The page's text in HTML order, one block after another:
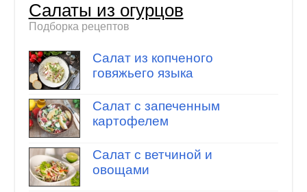
Салаты из огурцов
Подборка рецептов
Салат из копченого
говяжьего языка
Салат с запеченным
картофелем
Салат с ветчиной и
овощами